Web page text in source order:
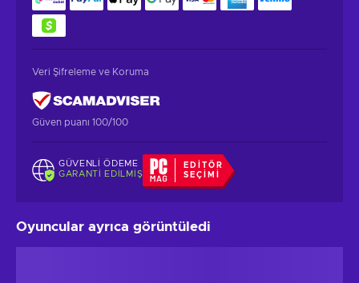
Veri Şifreleme ve Koruma
Güven puanı 100/100
GÜVENLI ÖDEME
GARANTI EDILMIŞ
EDITÖR
SEÇIMI
Oyuncular ayrıca görüntüledi